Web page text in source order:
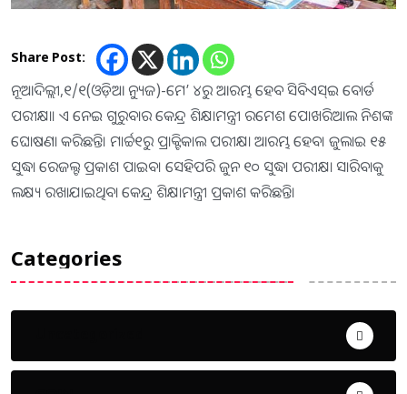
Share Post:
ନୂଆଦିଲ୍ଲୀ,୧/୧(ଓଡ଼ିଆ ନ୍ୟୁଜ)-ମେ’ ୪ରୁ ଆରମ୍ଭ ହେବ ସିବିଏସ୍‌ଇ ବୋର୍ଡ
ପରୀକ୍ଷା। ଏ ନେଇ ଗୁରୁବାର କେନ୍ଦ୍ର ଶିକ୍ଷାମନ୍ତ୍ରୀ ରମେଶ ପୋଖରିଆଲ ନିଶଙ୍କ
ଘୋଷଣା କରିଛନ୍ତି। ମାର୍ଚ୍ଚ୧ରୁ ପ୍ରାକ୍ଟିକାଲ ପରୀକ୍ଷା ଆରମ୍ଭ ହେବ। ଜୁଲାଇ ୧୫
ସୁଦ୍ଧା ରେଜଲ୍ଟ ପ୍ରକାଶ ପାଇବ। ସେହିପରି ଜୁନ ୧୦ ସୁଦ୍ଧା ପରୀକ୍ଷା ସାରିବାକୁ
ଲକ୍ଷ୍ୟ ରଖାଯାଇଥିବା କେନ୍ଦ୍ର ଶିକ୍ଷାମନ୍ତ୍ରୀ ପ୍ରକାଶ କରିଛନ୍ତି।
Categories